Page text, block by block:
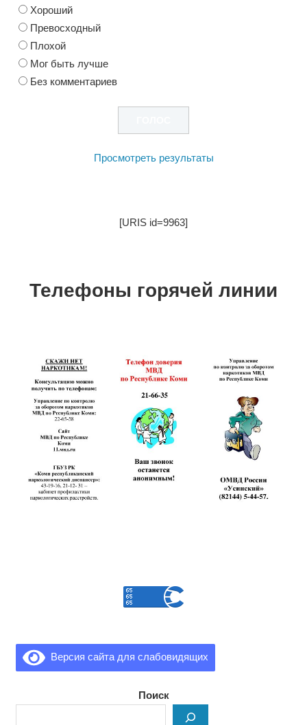
Хороший
Превосходный
Плохой
Мог быть лучше
Без комментариев
Просмотреть результаты
[URIS id=9963]
Телефоны горячей линии
Версия сайта для слабовидящих
Поиск